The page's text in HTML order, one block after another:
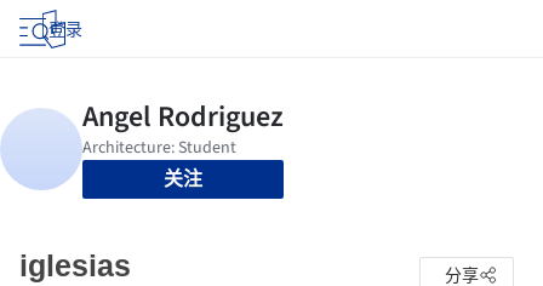
登录
关注
iglesias 分享